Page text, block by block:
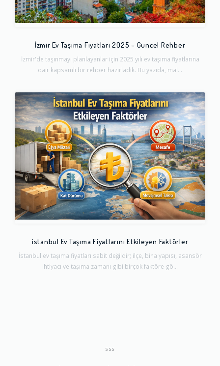
İzmir Ev Taşıma Fiyatları 2025 – Güncel Rehber
İzmir'de taşınmayı planlayanlar için 2025 yılı ev taşıma fiyatlarına
dair kapsamlı bir rehber hazırladık. Bu yazıda, mal...
istanbul Ev Taşıma Fiyatlarını Etkileyen Faktörler
İstanbul ev taşıma fiyatları sabit değildir; ilçe, bina yapısı, asansör
ihtiyacı ve taşıma zamanı gibi birçok faktöre gö...
SSS